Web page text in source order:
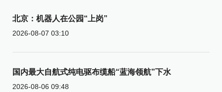
北京：机器人在公园“上岗”
2026-08-07 03:10
国内最大自航式纯电驱布缆船“蓝海领航”下水
2026-08-06 09:48